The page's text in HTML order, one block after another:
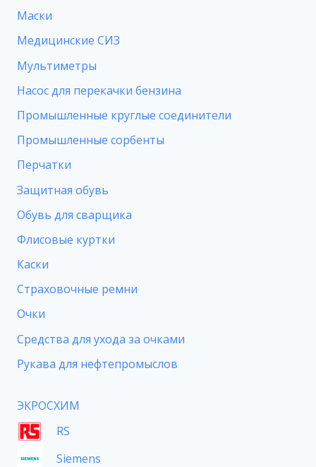
Маски
Медицинские СИЗ
Мультиметры
Насос для перекачки бензина
Промышленные круглые соединители
Промышленные сорбенты
Перчатки
Защитная обувь
Обувь для сварщика
Флисовые куртки
Каски
Страховочные ремни
Очки
Средства для ухода за очками
Рукава для нефтепромыслов
ЭКРОСХИМ
RS
Siemens